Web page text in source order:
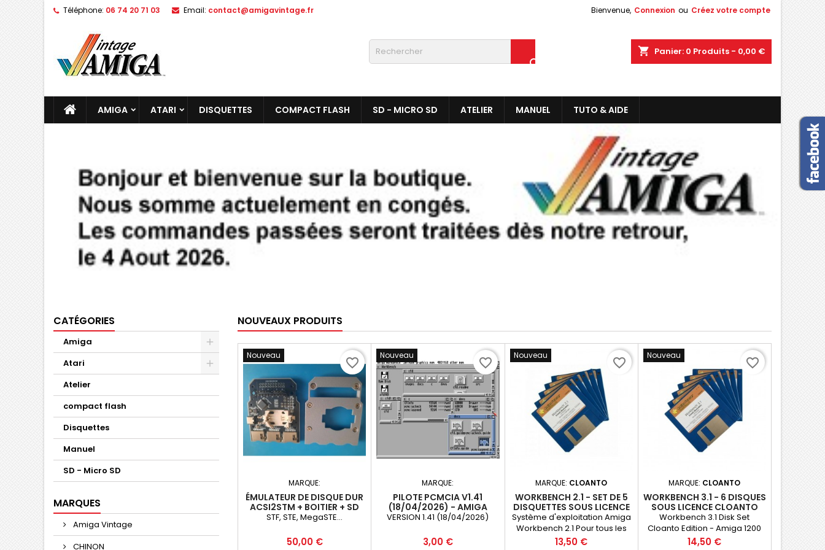
Téléphone: 06 74 20 71 03 Email: contact@amigavintage.fr Bienvenue, Connexion ou Créez votre compte
shopping_cart Panier: 0 Produits - 0,00 €

AMIGA ATARI DISQUETTES COMPACT FLASH SD - MICRO SD ATELIER MANUEL TUTO & AIDE
CATÉGORIES
Amiga
Atari
Atelier
compact flash
Disquettes
Manuel
SD - Micro SD
MARQUES
Amiga Vintage
CHINON
NOUVEAUX PRODUITS
Nouveau
MARQUE:
ÉMULATEUR DE DISQUE DUR
ACSI2STM + BOITIER + SD
4GO
STF, STE, MegaSTE...
Prix
50,00 €
favorite_border
Nouveau
MARQUE:
PILOTE PCMCIA V1.41
(18/04/2026) - AMIGA
600/1200
VERSION 1.41 (18/04/2026)
Prix
3,00 €
favorite_border
Nouveau
MARQUE: CLOANTO
WORKBENCH 2.1 - SET DE 5
DISQUETTES SOUS LICENCE
CLOANTO
Système d'exploitation Amiga
Workbench 2.1 Pour tous les
modèles Amiga avec unité de
Prix
13,50 €
favorite_border
Nouveau
MARQUE: CLOANTO
WORKBENCH 3.1 - 6 DISQUES
SOUS LICENCE CLOANTO
Workbench 3.1 Disk Set
Cloanto Edition - Amiga 1200
et 4000
Prix
14,50 €
favorite_border